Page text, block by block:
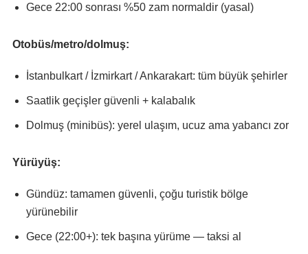
Gece 22:00 sonrası %50 zam normaldir (yasal)
Otobüs/metro/dolmuş:
İstanbulkart / İzmirkart / Ankarakart: tüm büyük şehirler
Saatlik geçişler güvenli + kalabalık
Dolmuş (minibüs): yerel ulaşım, ucuz ama yabancı zor
Yürüyüş:
Gündüz: tamamen güvenli, çoğu turistik bölge
yürünebilir
Gece (22:00+): tek başına yürüme — taksi al